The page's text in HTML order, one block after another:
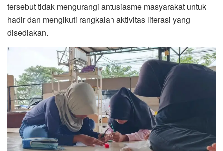
tersebut tidak mengurangi antusiasme masyarakat untuk
hadir dan mengikuti rangkaian aktivitas literasi yang
disediakan.